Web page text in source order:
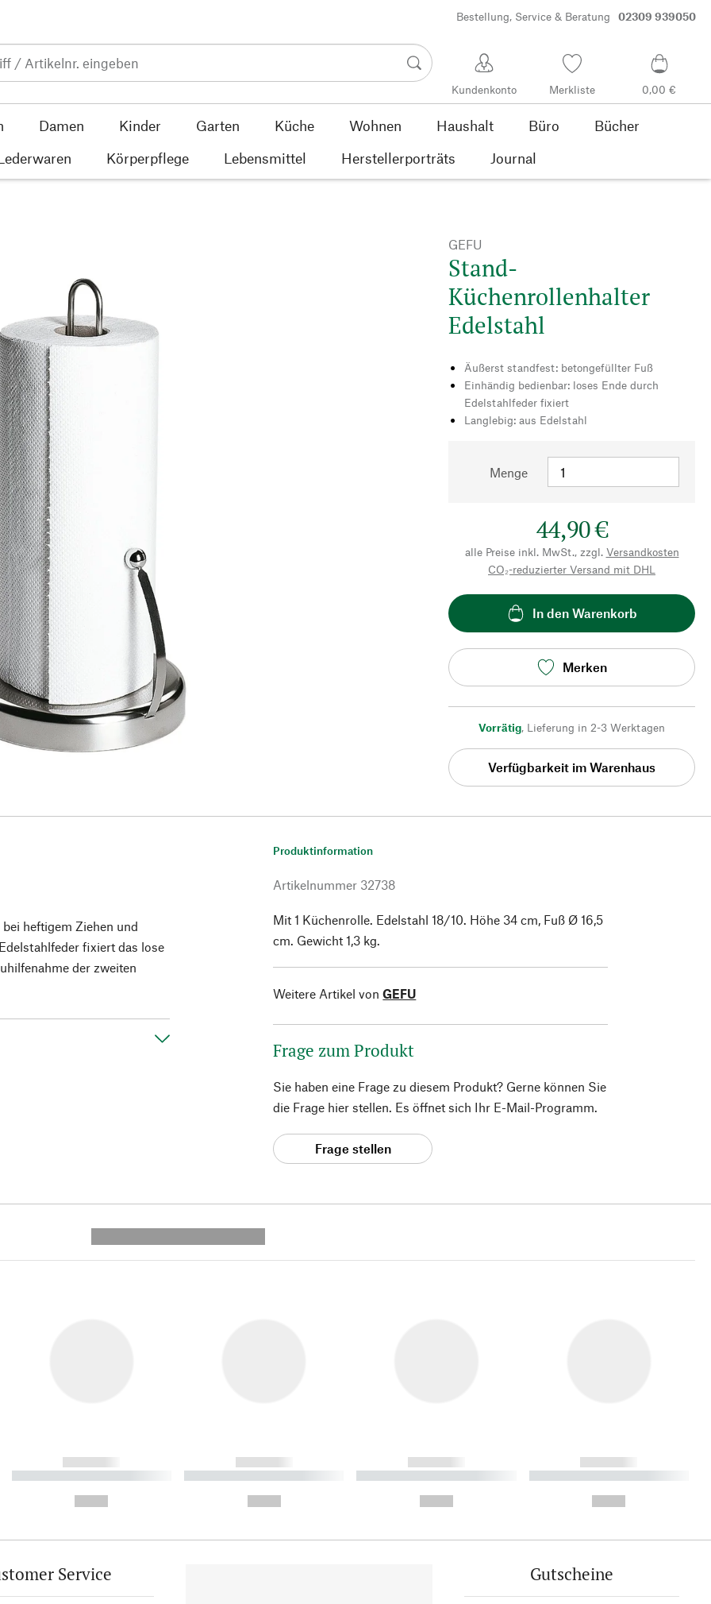
Bestellung, Service & Beratung 02309 939050
Kundenkonto Merkliste 0,00 €
Damen Kinder Garten Küche Wohnen Haushalt Büro
Bücher
Körperpflege Lebensmittel Herstellerporträts Journal
GEFU
Stand-
Küchenrollenhalter
Edelstahl
Äußerst standfest: betongefüllter Fuß
Einhändig bedienbar: loses Ende durch
Edelstahlfeder fixiert
Langlebig: aus Edelstahl
Menge
44,90 €
alle Preise inkl. MwSt., zzgl. Versandkosten
CO₂-reduzierter Versand mit DHL
In den Warenkorb
Merken
Vorrätig, Lieferung in 2-3 Werktagen
Verfügbarkeit im Warenhaus
heftigem Ziehen und
fixiert das lose
der zweiten
Produktinformation
Artikelnummer 32738
Mit 1 Küchenrolle. Edelstahl 18/10. Höhe 34 cm, Fuß Ø 16,5
cm. Gewicht 1,3 kg.
Weitere Artikel von GEFU
Frage zum Produkt
Sie haben eine Frage zu diesem Produkt? Gerne können Sie
die Frage hier stellen. Es öffnet sich Ihr E-Mail-Programm.
Frage stellen
------------
----------- ----------- ----------
------------
----------- ----------- ----------
------------
----------- ----------- ----------
------------
----------- ----------- ----------
Service Gutscheine